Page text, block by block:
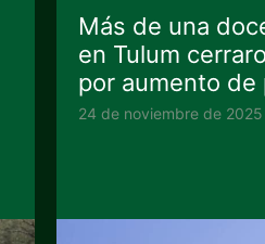
Más de una
en Tulum
por aumento de
24 de noviembre de 2025